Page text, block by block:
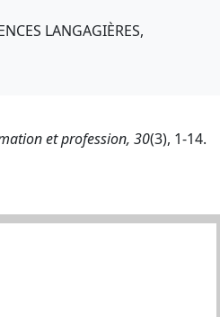
LANGAGIÈRES,
et profession, 30(3), 1-14.